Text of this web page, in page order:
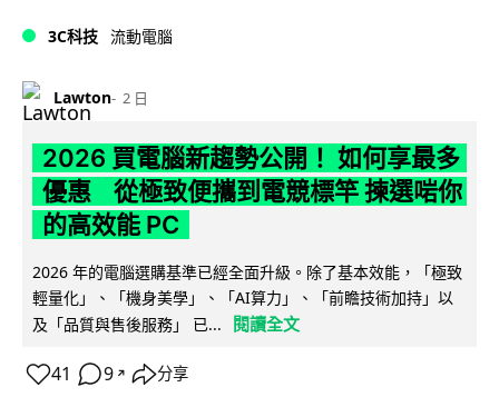
3C科技 流動電腦
Lawton 2 日
2026 買電腦新趨勢公開！ 如何享最多
優惠 從極致便攜到電競標竿 揀選啱你
的高效能 PC
2026 年的電腦選購基準已經全面升級。除了基本效能，「極致
輕量化」、「機身美學」、「AI算力」、「前瞻技術加持」以
及「品質與售後服務」 已...
閱讀全文
41 9 ↗ 分享